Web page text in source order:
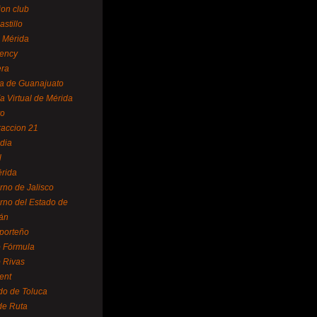
club
Mérida
de Guanajuato
Virtual de Mérida
21
de Jalisco
del Estado de
Fórmula
Rivas
de Toluca
Ruta